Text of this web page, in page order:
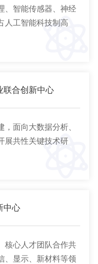
、智能传感器、神经
人工智能科技制高
联合创新中心
面向大数据分析、
展共性关键技术研
中心
核心人才团队合作共
、显示、新材料等领